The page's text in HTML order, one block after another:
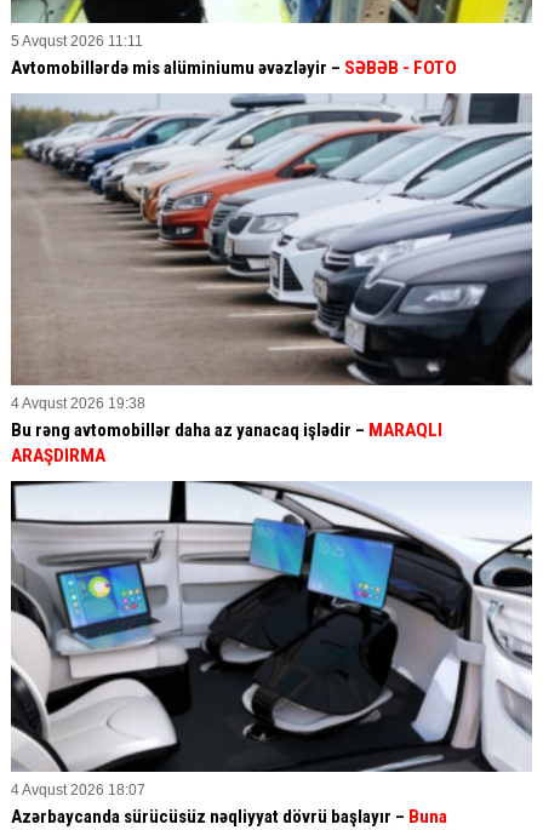
5 Avqust 2026 11:11
Avtomobillərdə mis alüminiumu əvəzləyir – SƏBƏB - FOTO
4 Avqust 2026 19:38
Bu rəng avtomobillər daha az yanacaq işlədir – MARAQLI
ARAŞDIRMA
4 Avqust 2026 18:07
Azərbaycanda sürücüsüz nəqliyyat dövrü başlayır – Buna